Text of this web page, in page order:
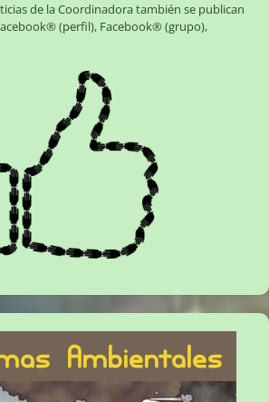
de la Coordinadora también se publican
(perfil), Facebook® (grupo),